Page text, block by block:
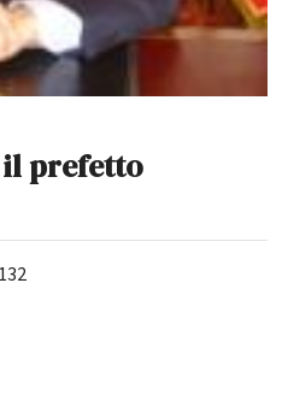
il prefetto